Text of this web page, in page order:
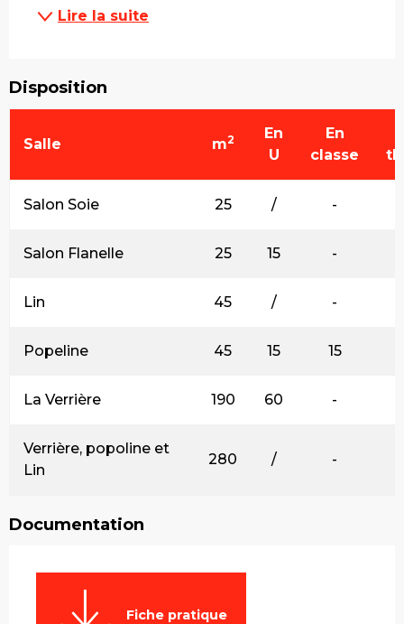
Lire la suite
Disposition
Salle m2
En
U
En
classe
Salon Soie 25 / -
Salon Flanelle 25 15 -
Lin 45 / -
Popeline 45 15 15
La Verrière 190 60 -
Verrière, popoline et
Lin
280 / -
Documentation
Fiche pratique